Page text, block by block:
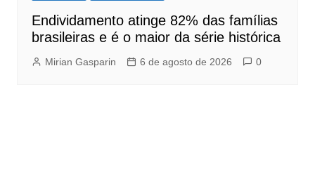
Endividamento atinge 82% das famílias
brasileiras e é o maior da série histórica
Mirian Gasparin 6 de agosto de 2026 0